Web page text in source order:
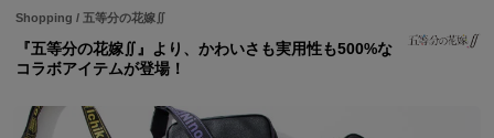
Shopping / 五等分の花嫁∬
『五等分の花嫁∬』より、かわいさも実用性も500%な
コラボアイテムが登場！